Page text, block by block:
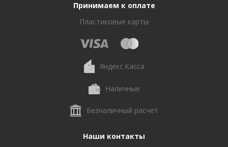
Принимаем к оплате
Пластиковые карты
Яндекс.Касса
Наличные
Безналичный расчет
Наши контакты